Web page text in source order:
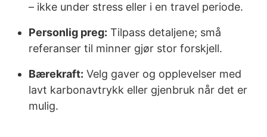
– ikke under stress eller i en travel periode.
Personlig preg: Tilpass detaljene; små
referanser til minner gjør stor forskjell.
Bærekraft: Velg gaver og opplevelser med
lavt karbonavtrykk eller gjenbruk når det er
mulig.